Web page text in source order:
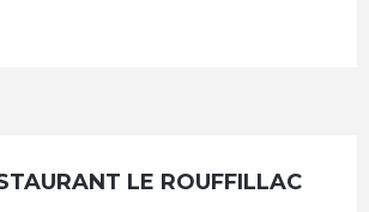
LE ROUFFILLAC